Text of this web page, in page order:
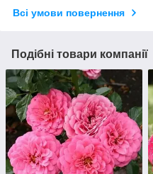
Всі умови повернення
Подібні товари компанії